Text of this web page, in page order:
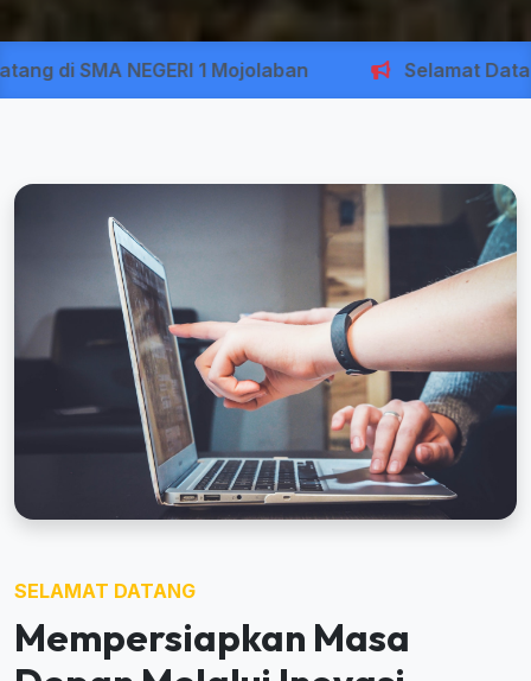
di SMA NEGERI 1 Mojolaban Selamat Datang
SELAMAT DATANG
Mempersiapkan Masa